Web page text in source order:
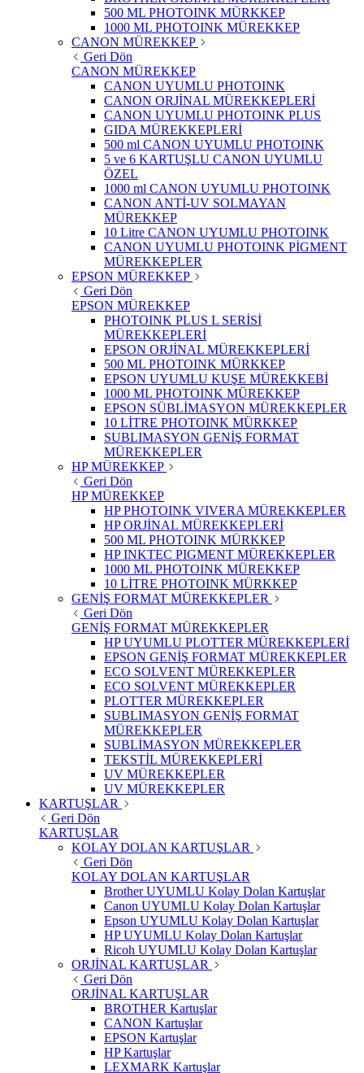
500 ML PHOTOINK MÜRKKEP
1000 ML PHOTOINK MÜREKKEP
CANON MÜREKKEP
Geri Dön
CANON MÜREKKEP
CANON UYUMLU PHOTOINK
CANON ORJİNAL MÜREKKEPLERİ
CANON UYUMLU PHOTOINK PLUS
GIDA MÜREKKEPLERİ
500 ml CANON UYUMLU PHOTOINK
5 ve 6 KARTUŞLU CANON UYUMLU
ÖZEL
1000 ml CANON UYUMLU PHOTOINK
CANON ANTİ-UV SOLMAYAN
MÜREKKEP
10 Litre CANON UYUMLU PHOTOINK
CANON UYUMLU PHOTOINK PİGMENT
MÜREKKEPLER
EPSON MÜREKKEP
Geri Dön
EPSON MÜREKKEP
PHOTOINK PLUS L SERİSİ
MÜREKKEPLERİ
EPSON ORJİNAL MÜREKKEPLERİ
500 ML PHOTOINK MÜRKKEP
EPSON UYUMLU KUŞE MÜREKKEBİ
1000 ML PHOTOINK MÜREKKEP
EPSON SÜBLİMASYON MÜREKKEPLER
10 LİTRE PHOTOINK MÜRKKEP
SUBLIMASYON GENİŞ FORMAT
MÜREKKEPLER
HP MÜREKKEP
Geri Dön
HP MÜREKKEP
HP PHOTOINK VIVERA MÜREKKEPLER
HP ORJİNAL MÜREKKEPLERİ
500 ML PHOTOINK MÜRKKEP
HP INKTEC PIGMENT MÜREKKEPLER
1000 ML PHOTOINK MÜREKKEP
10 LİTRE PHOTOINK MÜRKKEP
GENİŞ FORMAT MÜREKKEPLER
Geri Dön
GENİŞ FORMAT MÜREKKEPLER
HP UYUMLU PLOTTER MÜREKKEPLERİ
EPSON GENİŞ FORMAT MÜREKKEPLER
ECO SOLVENT MÜREKKEPLER
ECO SOLVENT MÜREKKEPLER
PLOTTER MÜREKKEPLER
SUBLIMASYON GENİŞ FORMAT
MÜREKKEPLER
SUBLİMASYON MÜREKKEPLER
TEKSTİL MÜREKKEPLERİ
UV MÜREKKEPLER
UV MÜREKKEPLER
KARTUŞLAR
Geri Dön
KARTUŞLAR
KOLAY DOLAN KARTUŞLAR
Geri Dön
KOLAY DOLAN KARTUŞLAR
Brother UYUMLU Kolay Dolan Kartuşlar
Canon UYUMLU Kolay Dolan Kartuşlar
Epson UYUMLU Kolay Dolan Kartuşlar
HP UYUMLU Kolay Dolan Kartuşlar
Ricoh UYUMLU Kolay Dolan Kartuşlar
ORJİNAL KARTUŞLAR
Geri Dön
ORJİNAL KARTUŞLAR
BROTHER Kartuşlar
CANON Kartuşlar
EPSON Kartuşlar
HP Kartuşlar
LEXMARK Kartuşlar